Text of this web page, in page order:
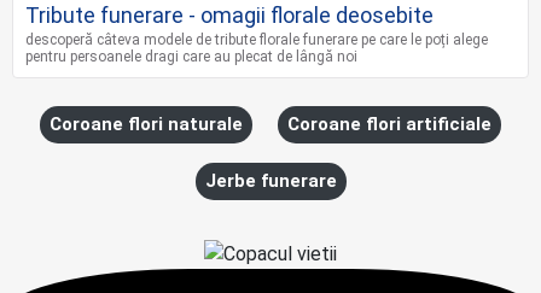
Tribute funerare - omagii florale deosebite
descoperă câteva modele de tribute florale funerare pe care le poți alege
pentru persoanele dragi care au plecat de lângă noi
Coroane flori naturale Coroane flori artificiale
Jerbe funerare